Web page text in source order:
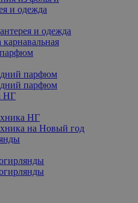
и одежда
и одежда
парфюм
парфюм
НГ
НГ
на Новый год